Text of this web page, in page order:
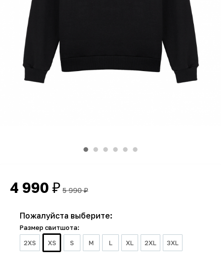
4 990 ₽ 5 990₽
Пожалуйста выберите:
Размер свитшота:
2XS
XS S M L XL 2XL 3XL